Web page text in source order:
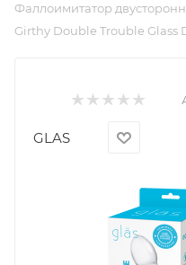
Фаллоимитатор
Girthy Double Trouble Glass
GLAS